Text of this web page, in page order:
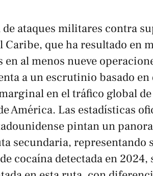
ataques militares contra
que ha resultado en
al menos nueve
a un escrutinio basado en
en el tráfico global
América. Las estadísticas
pintan un
secundaria, representando
cocaína detectada en 2024,